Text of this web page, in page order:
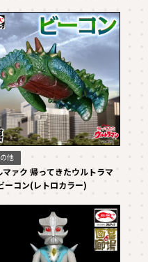
他
マァク 帰ってきたウルトラマ
ーコン(レトロカラー)